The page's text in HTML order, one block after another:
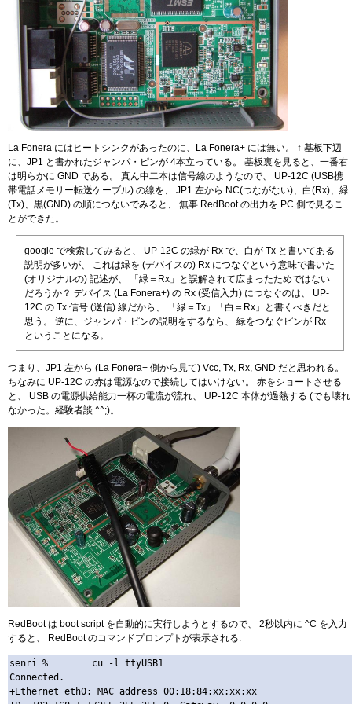
La Fonera にはヒートシンクがあったのに、La Fonera+ には無い。 ↑ 基板下辺
に、JP1 と書かれたジャンパ・ピンが 4本立っている。 基板裏を見ると、一番右
は明らかに GND である。 真ん中二本は信号線のようなので、 UP-12C (USB携
帯電話メモリー転送ケーブル) の線を、 JP1 左から NC(つながない)、白(Rx)、緑
(Tx)、黒(GND) の順につないでみると、 無事 RedBoot の出力を PC 側で見るこ
とができた。
google で検索してみると、 UP-12C の緑が Rx で、白が Tx と書いてある
説明が多いが、 これは緑を (デバイスの) Rx につなぐという意味で書いた
(オリジナルの) 記述が、 「緑＝Rx」と誤解されて広まったためではない
だろうか？ デバイス (La Fonera+) の Rx (受信入力) につなぐのは、 UP-
12C の Tx 信号 (送信) 線だから、 「緑＝Tx」「白＝Rx」と書くべきだと
思う。 逆に、ジャンパ・ピンの説明をするなら、 緑をつなぐピンが Rx
ということになる。
つまり、JP1 左から (La Fonera+ 側から見て) Vcc, Tx, Rx, GND だと思われる。
ちなみに UP-12C の赤は電源なので接続してはいけない。 赤をショートさせる
と、 USB の電源供給能力一杯の電流が流れ、 UP-12C 本体が過熱する (でも壊れ
なかった。経験者談 ^^;)。
RedBoot は boot script を自動的に実行しようとするので、 2秒以内に ^C を入力
すると、 RedBoot のコマンドプロンプトが表示される:
senri %        cu -l ttyUSB1
Connected.
+Ethernet eth0: MAC address 00:18:84:xx:xx:xx